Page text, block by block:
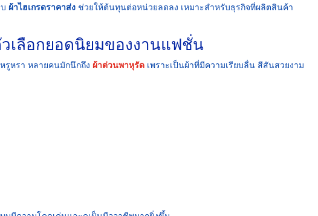
ผ้าไฮเกรดราคาส่ง ช่วยให้ต้นทุนต่อหน่วยลดลง เหมาะสำหรับธุรกิจที่ผลิตสินค้า
เลือกยอดนิยมของงานแฟชั่น
รูหรา หลายคนมักนึกถึง ผ้าต่วนพาหุรัด เพราะเป็นผ้าที่มีความเรียบลื่น สีสันสวยงาม